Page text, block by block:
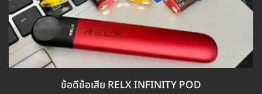
ข้อดีข้อเสีย RELX INFINITY POD